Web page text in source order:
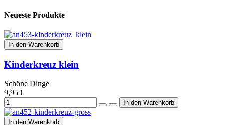
Neueste Produkte
In den Warenkorb
Kinderkreuz klein
Schöne Dinge
9,95 €
In den Warenkorb